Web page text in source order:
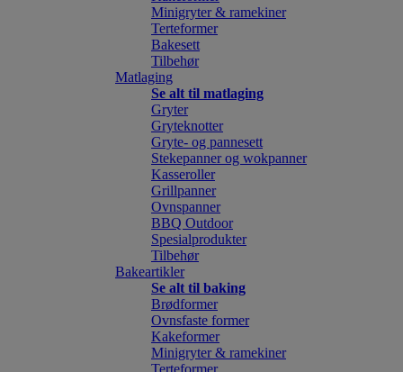
Minigryter & ramekiner
Terteformer
Bakesett
Tilbehør
Matlaging
Se alt til matlaging
Gryter
Gryteknotter
Gryte- og pannesett
Stekepanner og wokpanner
Kasseroller
Grillpanner
Ovnspanner
BBQ Outdoor
Spesialprodukter
Tilbehør
Bakeartikler
Se alt til baking
Brødformer
Ovnsfaste former
Kakeformer
Minigryter & ramekiner
Terteformer